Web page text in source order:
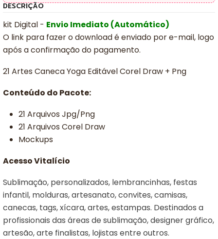
DESCRIÇÃO
kit Digital - Envio Imediato (Automático)
O link para fazer o download é enviado por e-mail, logo
após a confirmação do pagamento.
21 Artes Caneca Yoga Editável Corel Draw + Png
Conteúdo do Pacote:
21 Arquivos Jpg/Png
21 Arquivos Corel Draw
Mockups
Acesso Vitalício
Sublimação, personalizados, lembrancinhas, festas
infantil, molduras, artesanato, convites, camisas,
canecas, tags, xícara, artes, estampas. Destinados a
profissionais das áreas de sublimação, designer gráfico,
artesão, arte finalistas, lojistas entre outros.